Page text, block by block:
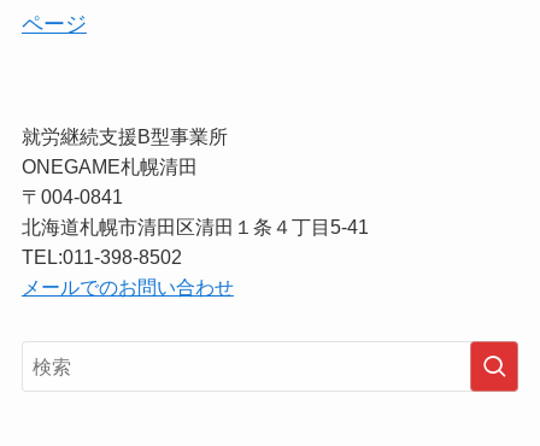
ページ
就労継続支援B型事業所
ONEGAME札幌清田
〒004-0841
北海道札幌市清田区清田１条４丁目5-41
TEL:011-398-8502
メールでのお問い合わせ